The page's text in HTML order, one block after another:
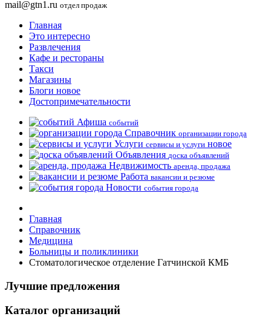
mail@gtn1.ru отдел продаж
Главная
Это интересно
Развлечения
Кафе и рестораны
Такси
Магазины
Блоги новое
Достопримечательности
Афиша событий
Справочник организации города
Услуги сервисы и услуги новое
Объявления доска объявлений
Недвижимость аренда, продажа
Работа вакансии и резюме
Новости события города
Главная
Справочник
Медицина
Больницы и поликлиники
Стоматологическое отделение Гатчинской КМБ
Лучшие предложения
Каталог организаций